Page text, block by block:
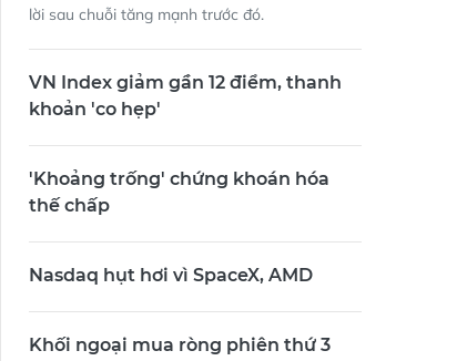
lời sau chuỗi tăng mạnh trước đó.
VN Index giảm gần 12 điểm, thanh
khoản 'co hẹp'
'Khoảng trống' chứng khoán hóa
thế chấp
Nasdaq hụt hơi vì SpaceX, AMD
Khối ngoại mua ròng phiên thứ 3